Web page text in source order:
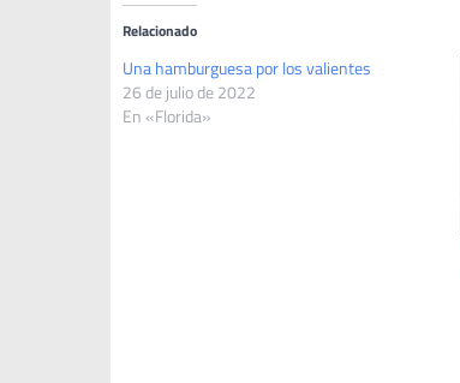
Relacionado
Una hamburguesa por los valientes
26 de julio de 2022
En «Florida»